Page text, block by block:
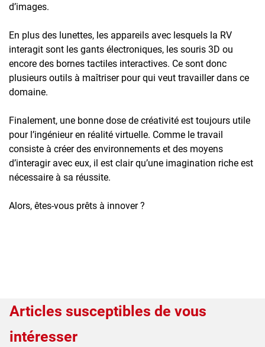
d’images.
En plus des lunettes, les appareils avec lesquels la RV
interagit sont les gants électroniques, les souris 3D ou
encore des bornes tactiles interactives. Ce sont donc
plusieurs outils à maîtriser pour qui veut travailler dans ce
domaine.
Finalement, une bonne dose de créativité est toujours utile
pour l’ingénieur en réalité virtuelle. Comme le travail
consiste à créer des environnements et des moyens
d’interagir avec eux, il est clair qu’une imagination riche est
nécessaire à sa réussite.
Alors, êtes-vous prêts à innover ?
Articles susceptibles de vous
intéresser